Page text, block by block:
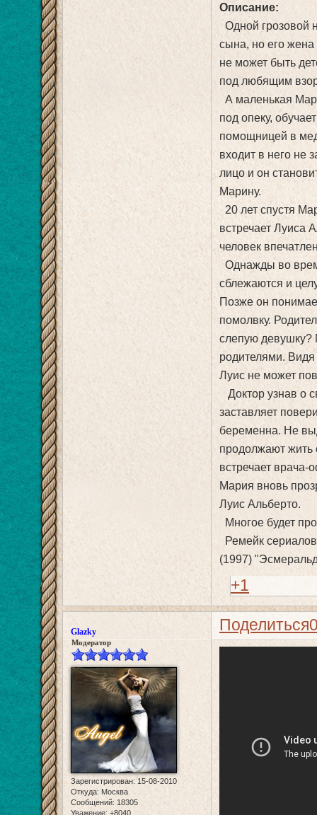
Описание:
Одной грозовой
сына, но его
не может быть
под любящим
А маленькая
под опеку,
помощницей в
входит в него не
лицо и он
Марину.
20 лет спустя
встречает Луиса
человек
Однажды во
сблежаются и
Позже он
помолвку.
слепую девушку?
родителями.
Луис не может
Доктор узнав о
заставляет
беременна. Не
продолжают жить
встречает врача-
Мария вновь
Луис Альберто.
Многое будет
Ремейк
(1997)
+1
Поделиться
Glazky
Модератор
Зарегистрирован: 15-08-2010
Откуда: Москва
Сообщений: 18305
Уважение: +8040